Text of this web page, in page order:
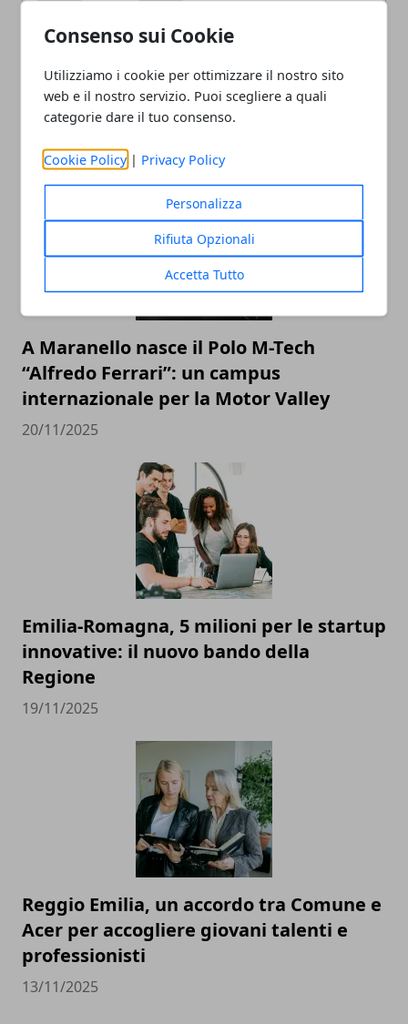
Consenso sui Cookie
Utilizziamo i cookie per ottimizzare il nostro sito
web e il nostro servizio. Puoi scegliere a quali
categorie dare il tuo consenso.
Cookie Policy | Privacy Policy
Personalizza
Rifiuta Opzionali
Accetta Tutto
ARTICOLI CORRELATI
A Maranello nasce il Polo M-Tech
“Alfredo Ferrari”: un campus
internazionale per la Motor Valley
20/11/2025
Emilia-Romagna, 5 milioni per le startup
innovative: il nuovo bando della
Regione
19/11/2025
Reggio Emilia, un accordo tra Comune e
Acer per accogliere giovani talenti e
professionisti
13/11/2025